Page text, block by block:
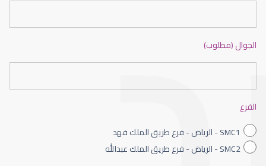
ضعف نظر الاطفال
الجوال (مطلوب)
الفرع
SMC1 - الرياض - فرع طريق الملك فهد
SMC2 - الرياض - فرع طريق الملك عبدالله